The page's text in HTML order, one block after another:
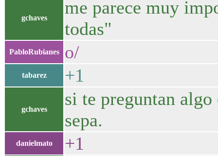
gchaves
me parece muy
todas"
PabloRubianes o/
tabarez +1
gchaves
si te preguntan
sepa.
danielmato +1